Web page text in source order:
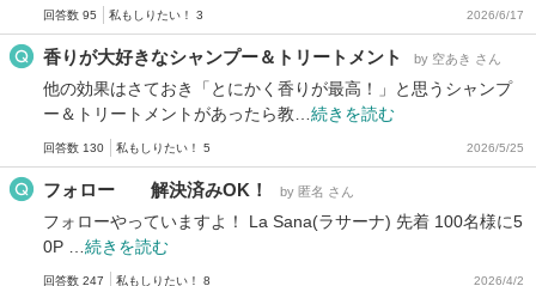
回答数 95 私もしりたい！ 3 2026/6/17
香りが大好きなシャンプー＆トリートメント by 空あき さん
他の効果はさておき「とにかく香りが最高！」と思うシャンプ
ー＆トリートメントがあったら教… 続きを読む
回答数 130 私もしりたい！ 5 2026/5/25
フォロー 解決済みOK！ by 匿名 さん
フォローやっていますよ！ La Sana(ラサーナ) 先着 100名様に5
0P … 続きを読む
回答数 247 私もしりたい！ 8 2026/4/2